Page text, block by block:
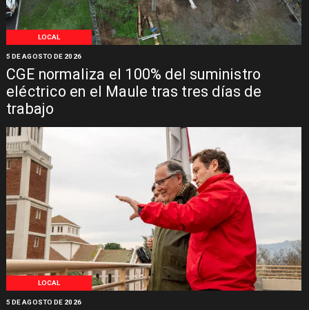
LOCAL
CGE normaliza el 100% del suministro
eléctrico en el Maule tras tres días de
trabajo
5 DE AGOSTO DE 2026
LOCAL
5 DE AGOSTO DE 2026